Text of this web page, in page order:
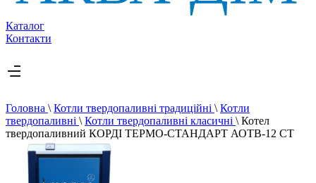
Каталог
Контакти
Головна \ Котли твердопаливні традиційні \ Котли
твердопаливні \ Котли твердопаливні класичні \ Котел
твердопаливний КОРДІ ТЕРМО-СТАНДАРТ АОТВ-12 СТ